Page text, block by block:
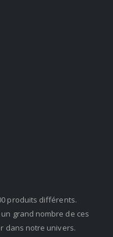
produits différents.
grand nombre de ces
dans notre univers.